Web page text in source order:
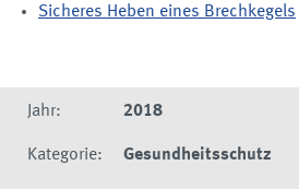
Sicheres Heben eines Brechkegels
Jahr: 2018
Kategorie: Gesundheitsschutz